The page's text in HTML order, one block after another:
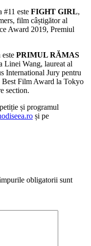
#11 este FIGHT GIRL,
film câștigător al
Award 2019, Premiul
PRIMUL RĂMAS
Linei Wang, laureat al
International Jury pentru
Film Award la Tokyo
section.
și programul
și pe
obligatorii sunt